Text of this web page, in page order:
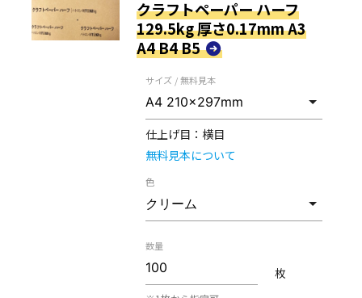
クラフトペーパー ハーフ
129.5kg 厚さ0.17mm A3
A4 B4 B5
サイズ / 無料見本
仕上げ目： 横目
無料見本について
色
数量
枚